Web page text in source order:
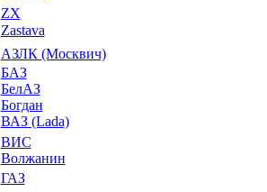
ZX
Zastava
АЗЛК (Москвич)
БАЗ
БелАЗ
Богдан
ВАЗ (Lada)
ВИС
Волжанин
ГАЗ